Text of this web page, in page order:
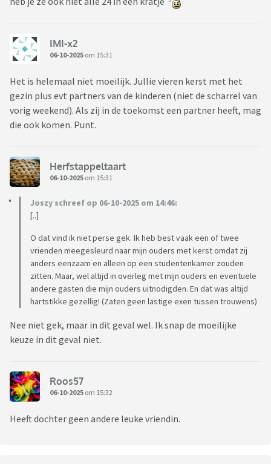
IMI-x2
06-10-2025 om 15:31
Het is helemaal niet moeilijk. Jullie vieren kerst met het
gezin plus evt partners van de kinderen (niet de scharrel van
vorig weekend). Als zij in de toekomst een partner heeft, mag
die ook komen. Punt.
Herfstappeltaart
06-10-2025 om 15:31
Joszy schreef op 06-10-2025 om 14:46:
[..]
O dat vind ik niet perse gek. Ik heb best vaak een of twee
vrienden meegesleurd naar mijn ouders met kerst omdat zij
anders eenzaam en alleen op een studentenkamer zouden
zitten. Maar, wel altijd in overleg met mijn ouders en eventuele
andere gasten die mijn ouders uitnodigden. En dat was altijd
hartstikke gezellig! (Zaten geen lastige exen tussen trouwens)
Nee niet gek, maar in dit geval wel. Ik snap de moeilijke
keuze in dit geval niet.
Roos57
06-10-2025 om 15:32
Heeft dochter geen andere leuke vriendin.